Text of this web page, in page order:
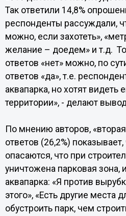
Так ответили 14,8%
респонденты рассуждали,
можно, если захотеть»,
желание – доедем» и т.д.
ответов «нет» можно, по
ответов «да», т.е.
аквапарка, но хотят видеть
территории», - делают
По мнению авторов,
ответов (26,2%)
опасаются, что при
уничтожена парковая зона,
аквапарка: «Я против
этого», «Есть другие места
обустроить парк, чем